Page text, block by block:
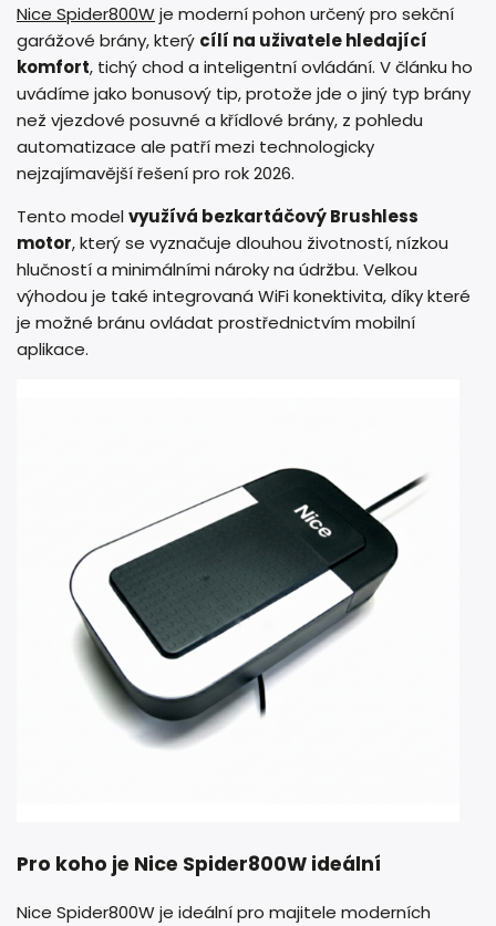
Nice Spider800Wje moderní pohon určený pro sekční
garážové brány, který cílí na uživatele hledající
komfort, tichý chod a inteligentní ovládání. V článku ho
uvádíme jako bonusový tip, protože jde o jiný typ brány
než vjezdové posuvné a křídlové brány, z pohledu
automatizace ale patří mezi technologicky
nejzajímavější řešení pro rok 2026.
Tento modelvyužívá bezkartáčový Brushless
motor, který se vyznačuje dlouhou životností, nízkou
hlučností a minimálními nároky na údržbu. Velkou
výhodou je také integrovaná WiFi konektivita, díky které
je možné bránu ovládat prostřednictvím mobilní
aplikace.
Pro koho je Nice Spider800W ideální
Nice Spider800W je ideální pro majitele moderních